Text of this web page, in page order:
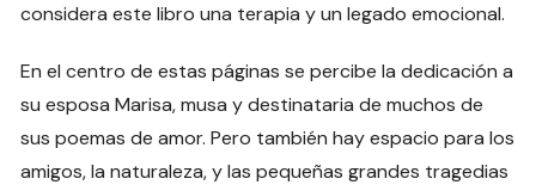
considera este libro una terapia y un legado emocional.
En el centro de estas páginas se percibe la dedicación a
su esposa Marisa, musa y destinataria de muchos de
sus poemas de amor. Pero también hay espacio para los
amigos, la naturaleza, y las pequeñas grandes tragedias